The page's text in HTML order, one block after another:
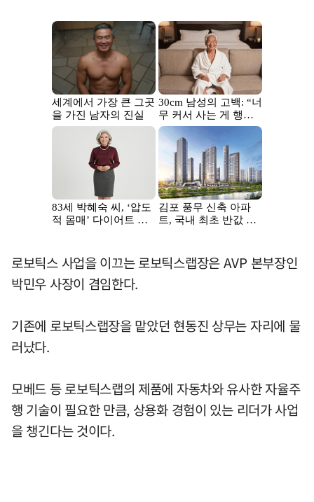
로보틱스 사업을 이끄는 로보틱스랩장은 AVP 본부장인
박민우 사장이 겸임한다.
기존에 로보틱스랩장을 맡았던 현동진 상무는 자리에 물
러났다.
모베드 등 로보틱스랩의 제품에 자동차와 유사한 자율주
행 기술이 필요한 만큼, 상용화 경험이 있는 리더가 사업
을 챙긴다는 것이다.